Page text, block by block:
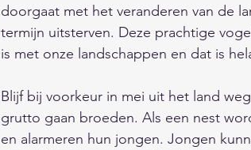
doorgaat met het veranderen van de
termijn uitsterven. Deze prachtige
is met onze landschappen en dat is
Blijf bij voorkeur in mei uit het land
grutto gaan broeden. Als een nest
en alarmeren hun jongen. Jongen